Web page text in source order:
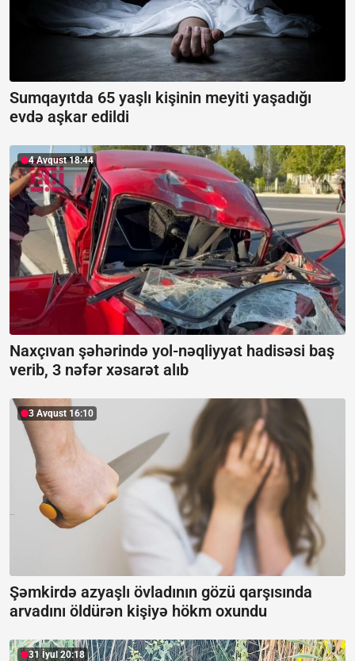
Sumqayıtda 65 yaşlı kişinin meyiti yaşadığı
evdə aşkar edildi
4 Avqust 18:44
Naxçıvan şəhərində yol-nəqliyyat hadisəsi baş
verib, 3 nəfər xəsarət alıb
3 Avqust 16:10
Şəmkirdə azyaşlı övladının gözü qarşısında
arvadını öldürən kişiyə hökm oxundu
31 İyul 20:18